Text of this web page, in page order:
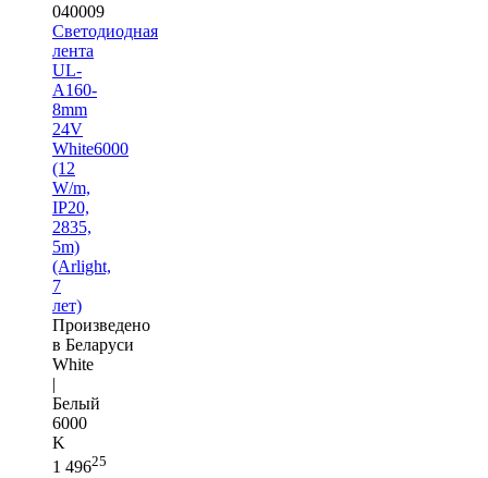
040009
Светодиодная
лента
UL-
A160-
8mm
24V
White6000
(12
W/m,
IP20,
2835,
5m)
(Arlight,
7
лет)
Произведено
в Беларуси
White
|
Белый
6000
K
1 49625